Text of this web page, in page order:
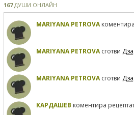
167ДУШИ ОНЛАЙН
MARIYANA PETROVA
MARIYANA PETROVAсготви
MARIYANA PETROVAсготви
КАРДАШЕВ коментира